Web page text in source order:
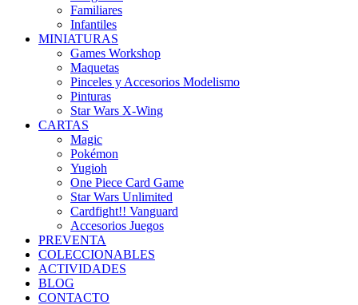
Familiares
Infantiles
MINIATURAS
Games Workshop
Maquetas
Pinceles y Accesorios Modelismo
Pinturas
Star Wars X-Wing
CARTAS
Magic
Pokémon
Yugioh
One Piece Card Game
Star Wars Unlimited
Cardfight!! Vanguard
Accesorios Juegos
PREVENTA
COLECCIONABLES
ACTIVIDADES
BLOG
CONTACTO